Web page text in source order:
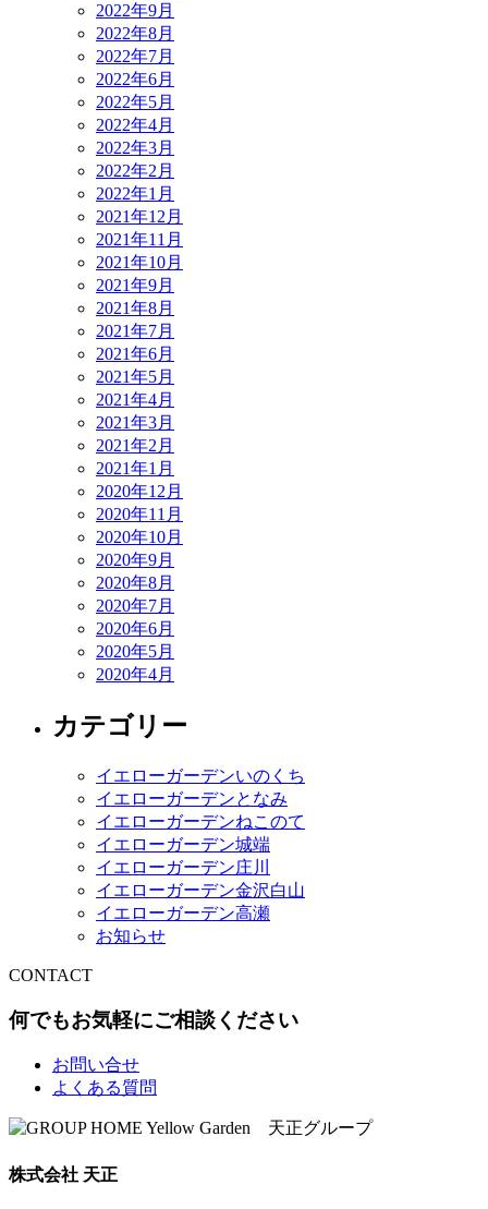
2022年9月
2022年8月
2022年7月
2022年6月
2022年5月
2022年4月
2022年3月
2022年2月
2022年1月
2021年12月
2021年11月
2021年10月
2021年9月
2021年8月
2021年7月
2021年6月
2021年5月
2021年4月
2021年3月
2021年2月
2021年1月
2020年12月
2020年11月
2020年10月
2020年9月
2020年8月
2020年7月
2020年6月
2020年5月
2020年4月
カテゴリー
イエローガーデンいのくち
イエローガーデンとなみ
イエローガーデンねこのて
イエローガーデン城端
イエローガーデン庄川
イエローガーデン金沢白山
イエローガーデン高瀬
お知らせ
CONTACT
何でもお気軽にご相談ください
お問い合せ
よくある質問
株式会社 天正